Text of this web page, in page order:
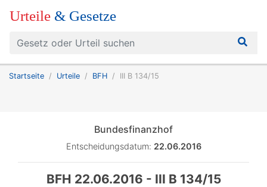
Urteile & Gesetze
Startseite Urteile BFH III B 134/15
Bundesfinanzhof
Entscheidungsdatum: 22.06.2016
BFH 22.06.2016 - III B 134/15